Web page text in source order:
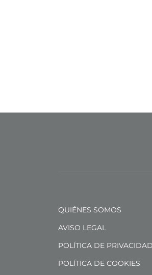
QUIÉNES SOMOS
AVISO LEGAL
POLÍTICA DE PRIVACIDAD
POLÍTICA DE COOKIES